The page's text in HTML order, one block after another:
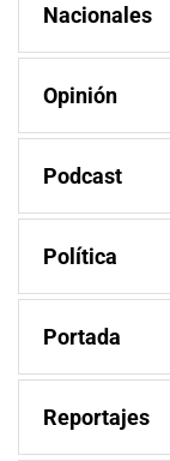
Nacionales
Opinión
Podcast
Política
Portada
Reportajes